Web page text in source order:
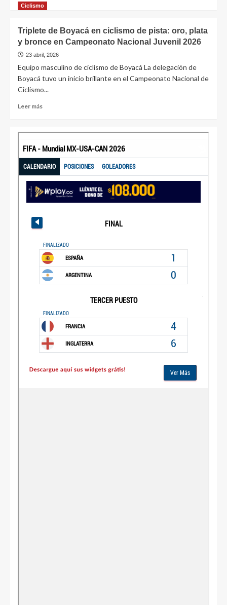
Ciclismo
Triplete de Boyacá en ciclismo de pista: oro, plata
y bronce en Campeonato Nacional Juvenil 2026
23 abril, 2026
Equipo masculino de ciclismo de Boyacá La delegación de
Boyacá tuvo un inicio brillante en el Campeonato Nacional de
Ciclismo...
Leer más